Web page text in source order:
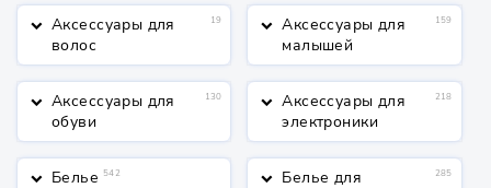
keyboard_arrow_down Аксессуары для
волос
19 keyboard_arrow_down Аксессуары для
малышей
159
keyboard_arrow_down Аксессуары для
обуви
130 keyboard_arrow_down Аксессуары для
электроники
218
keyboard_arrow_down Белье 542 keyboard_arrow_down Белье для
285